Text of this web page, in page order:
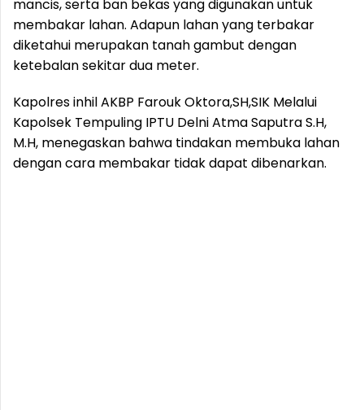
mancis, serta ban bekas yang digunakan untuk
membakar lahan. Adapun lahan yang terbakar
diketahui merupakan tanah gambut dengan
ketebalan sekitar dua meter.
Kapolres inhil AKBP Farouk Oktora,SH,SIK Melalui
Kapolsek Tempuling IPTU Delni Atma Saputra S.H,
M.H, menegaskan bahwa tindakan membuka lahan
dengan cara membakar tidak dapat dibenarkan.